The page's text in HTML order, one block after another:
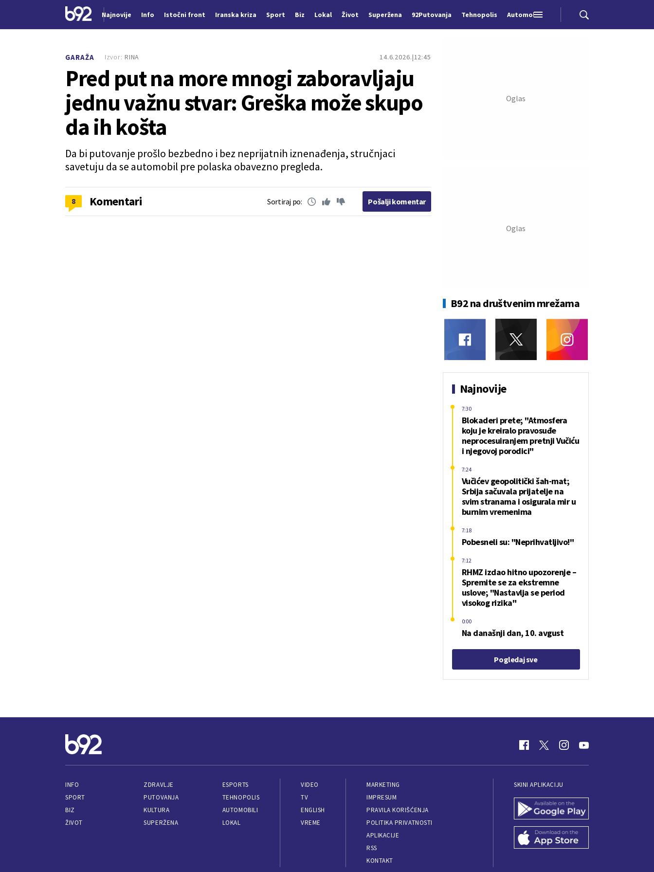
Najnovije Info Istočni front Iranska kriza Sport Biz Lokal Život Superžena 92Putovanja Tehnopolis Automobili
GARAŽA 14.6.2026. 12:45
Pred put na more mnogi zaboravljaju
jednu važnu stvar: Greška može skupo
da ih košta
Da bi putovanje prošlo bezbedno i bez neprijatnih iznenađenja, stručnjaci
savetuju da se automobil pre polaska obavezno pregleda.
Izvor: RINA
8 Komentari Sortiraj po: Pošalji komentar
B92 na društvenim mrežama
Najnovije
Blokaderi prete; "Atmosfera
koju je kreiralo pravosuđe
neprocesuiranjem pretnji Vučiću
i njegovoj porodici"
7:30
Vučićev geopolitički šah-mat;
Srbija sačuvala prijatelje na
svim stranama i osigurala mir u
burnim vremenima
7:24
Pobesneli su: "Neprihvatljivo!"
7:18
RHMZ izdao hitno upozorenje –
Spremite se za ekstremne
uslove; "Nastavlja se period
visokog rizika"
7:12
Na današnji dan, 10. avgust
0:00
Pogledaj sve
INFO
SPORT
BIZ
ŽIVOT
ZDRAVLJE
PUTOVANJA
KULTURA
SUPERŽENA
ESPORTS
TEHNOPOLIS
AUTOMOBILI
LOKAL
VIDEO
TV
ENGLISH
VREME
MARKETING
IMPRESUM
PRAVILA KORIŠĆENJA
POLITIKA PRIVATNOSTI
APLIKACIJE
RSS
KONTAKT
SKINI APLIKACIJU